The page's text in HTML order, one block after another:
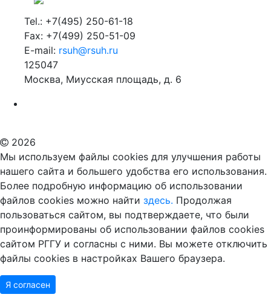
Tel.: +7(495) 250-61-18
Fax: +7(499) 250-51-09
E-mail: rsuh@rsuh.ru
125047
Москва, Миусская площадь, д. 6
2026
Мы используем файлы cookies для улучшения работы
нашего сайта и большего удобства его использования.
Более подробную информацию об использовании
файлов cookies можно найти здесь. Продолжая
пользоваться сайтом, вы подтверждаете, что были
проинформированы об использовании файлов cookies
сайтом РГГУ и согласны с ними. Вы можете отключить
файлы cookies в настройках Вашего браузера.
Я согласен